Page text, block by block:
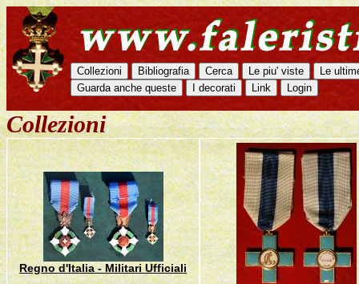
Collezioni
Regno d'Italia - Militari Ufficiali